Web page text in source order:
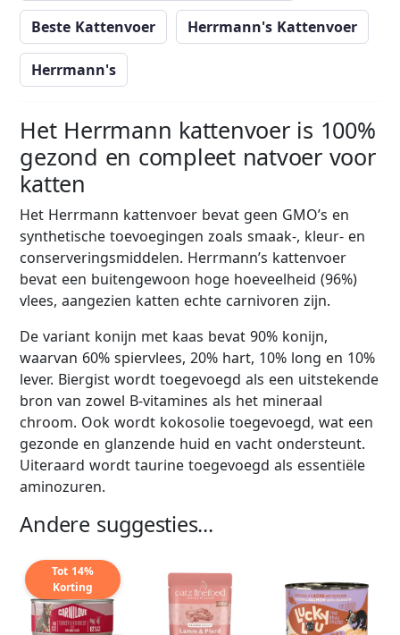
Beste Kattenvoer Herrmann's Kattenvoer
Herrmann's
Het Herrmann kattenvoer is 100%
gezond en compleet natvoer voor
katten
Het Herrmann kattenvoer bevat geen GMO’s en
synthetische toevoegingen zoals smaak-, kleur- en
conserveringsmiddelen. Herrmann’s kattenvoer
bevat een buitengewoon hoge hoeveelheid (96%)
vlees, aangezien katten echte carnivoren zijn.
De variant konijn met kaas bevat 90% konijn,
waarvan 60% spiervlees, 20% hart, 10% long en 10%
lever. Biergist wordt toegevoegd als een uitstekende
bron van zowel B-vitamines als het mineraal
chroom. Ook wordt kokosolie toegevoegd, wat een
gezonde en glanzende huid en vacht ondersteunt.
Uiteraard wordt taurine toegevoegd als essentiële
aminozuren.
Andere suggesties...
Tot 14%
Korting